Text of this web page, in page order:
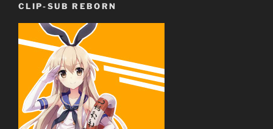
CLIP-SUB REBORN